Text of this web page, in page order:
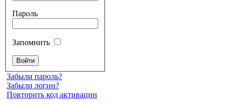
Пароль
Запомнить
Забыли пароль?
Забыли логин?
Повторить код активации